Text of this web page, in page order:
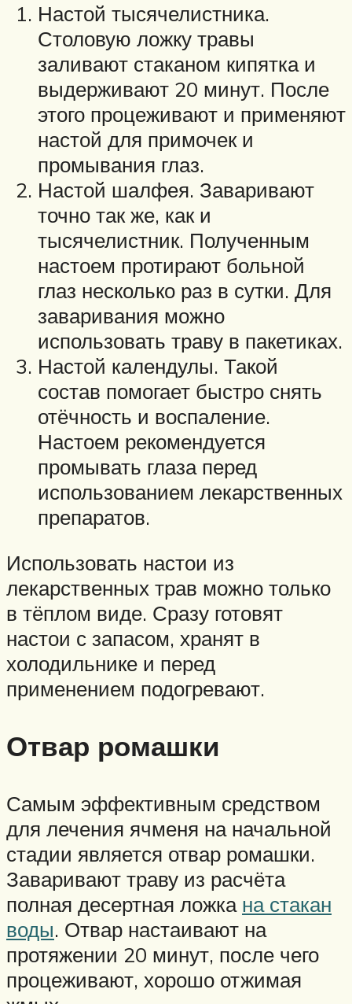
Настой тысячелистника.
Столовую ложку травы
заливают стаканом кипятка и
выдерживают 20 минут. После
этого процеживают и применяют
настой для примочек и
промывания глаз.
Настой шалфея. Заваривают
точно так же, как и
тысячелистник. Полученным
настоем протирают больной
глаз несколько раз в сутки. Для
заваривания можно
использовать траву в пакетиках.
Настой календулы. Такой
состав помогает быстро снять
отёчность и воспаление.
Настоем рекомендуется
промывать глаза перед
использованием лекарственных
препаратов.
Использовать настои из
лекарственных трав можно только
в тёплом виде. Сразу готовят
настои с запасом, хранят в
холодильнике и перед
применением подогревают.
Отвар ромашки
Самым эффективным средством
для лечения ячменя на начальной
стадии является отвар ромашки.
Заваривают траву из расчёта
полная десертная ложка на стакан
воды. Отвар настаивают на
протяжении 20 минут, после чего
процеживают, хорошо отжимая